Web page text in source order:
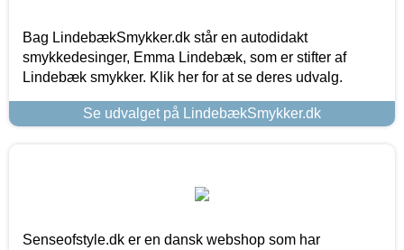
Bag LindebækSmykker.dk står en autodidakt
smykkedesinger, Emma Lindebæk, som er stifter af
Lindebæk smykker. Klik her for at se deres udvalg.
Se udvalget på LindebækSmykker.dk
Senseofstyle.dk er en dansk webshop som har